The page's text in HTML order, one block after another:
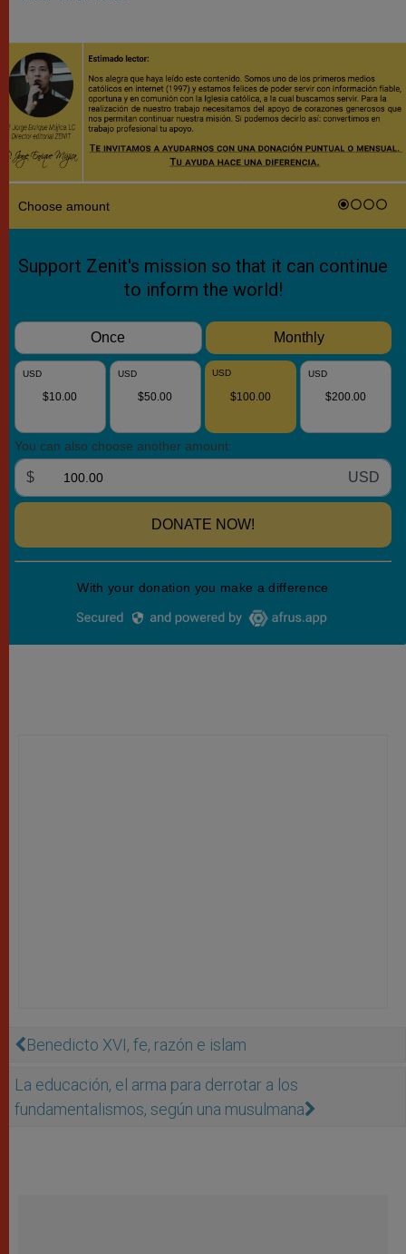
Benedicto XVI, fe, razón e islam
La educación, el arma para derrotar a los
fundamentalismos, según una musulmana